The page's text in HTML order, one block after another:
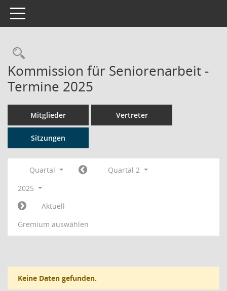
Toggle navigation
Rechercheauswahl
Kommission für Seniorenarbeit -
Termine 2025
Mitglieder Vertreter
Sitzungen
Quartal
Quartal 2
2025
Aktuell
Gremium auswählen
Keine Daten gefunden.